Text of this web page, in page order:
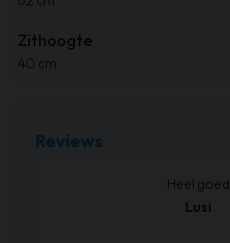
Zithoogte
40 cm
Reviews
Heel goed
Lusi